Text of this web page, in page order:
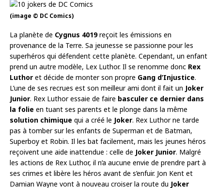
(image © DC Comics)
La planète de Cygnus 4019reçoit les émissions en
provenance de la Terre. Sa jeunesse se passionne pour les
superhéros qui défendent cette planète. Cependant, un enfant
prend un autre modèle, Lex Luthor. Il se renomme donc Rex
Luthor et décide de monter son propre Gang d’Injustice.
L’une de ses recrues est son meilleur ami dont il fait un Joker
Junior. Rex Luthor essaie de faire basculer ce dernier dans
la folie en tuant ses parents et le plonge dans la même
solution chimique qui a créé le Joker. Rex Luthor ne tarde
pas à tomber sur les enfants de Superman et de Batman,
Superboy et Robin. Il les bat facilement, mais les jeunes héros
reçoivent une aide inattendue : celle de Joker Junior. Malgré
les actions de Rex Luthor, il n’a aucune envie de prendre part à
ses crimes et libère les héros avant de s’enfuir. Jon Kent et
Damian Wayne vont à nouveau croiser la route du Joker